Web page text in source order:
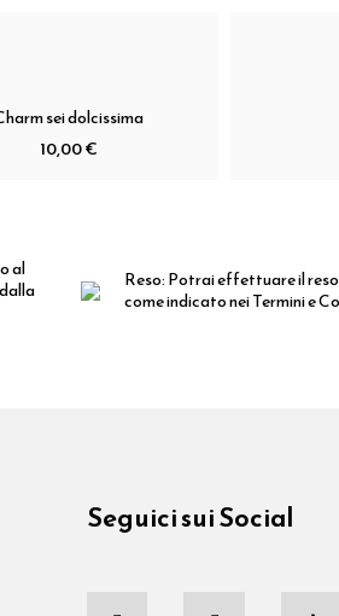
sei dolcissima
10,00 €
al
Reso:Potrai effettuare il
come indicato nei Termini e
Seguici sui Social